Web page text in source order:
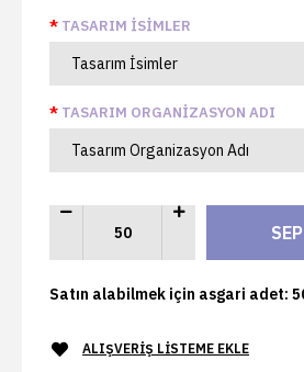
TASARIM İSIMLER
TASARIM ORGANIZASYON ADI
Satın alabilmek için asgari adet:
ALIŞVERIŞ LISTEME EKLE